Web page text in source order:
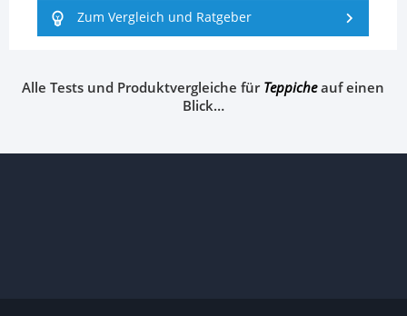
Zum Vergleich und Ratgeber
Alle Tests und Produktvergleiche fürTeppicheauf einen
Blick…